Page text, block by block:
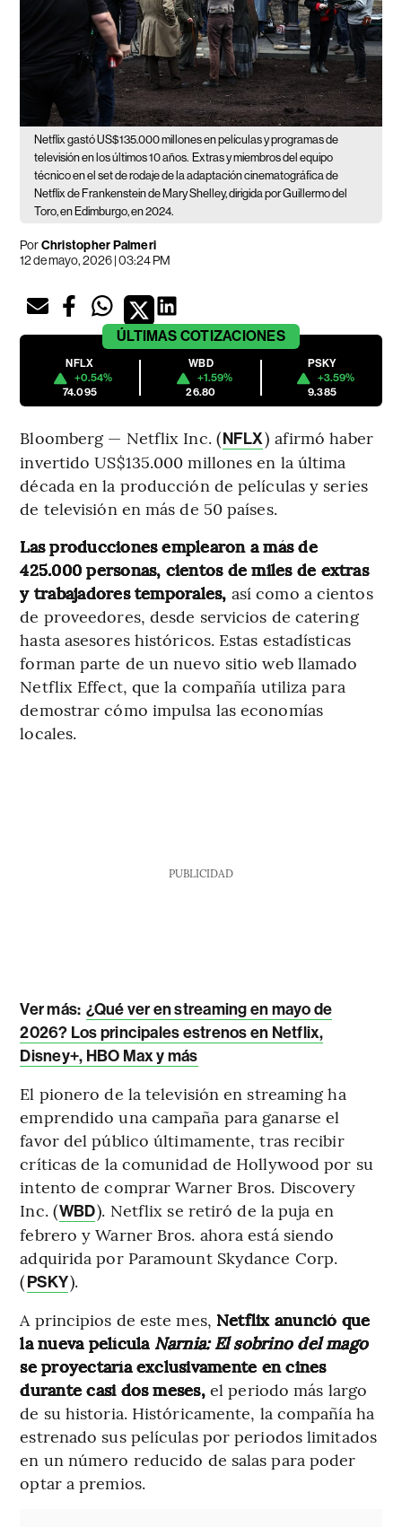
Netflix gastó US$135.000 millones en películas y programas de
televisión en los últimos 10 años. Extras y miembros del equipo
técnico en el set de rodaje de la adaptación cinematográfica de
Netflix de Frankenstein de Mary Shelley, dirigida por Guillermo del
Toro, en Edimburgo, en 2024.
PorChristopher Palmeri
12 de mayo, 2026 | 03:24 PM
ÚLTIMAS COTIZACIONES
NFLX
+0.54%
74.095
WBD
+1.59%
26.80
PSKY
+3.59%
9.385
Bloomberg — Netflix Inc. (NFLX) afirmó haber
invertido US$135.000 millones en la última
década en la producción de películas y series
de televisión en más de 50 países.
Las producciones emplearon a más de
425.000 personas, cientos de miles de extras
y trabajadores temporales, así como a cientos
de proveedores, desde servicios de catering
hasta asesores históricos. Estas estadísticas
forman parte de un nuevo sitio web llamado
Netflix Effect, que la compañía utiliza para
demostrar cómo impulsa las economías
locales.
PUBLICIDAD
Ver más: ¿Qué ver en streaming en mayo de
2026? Los principales estrenos en Netflix,
Disney+, HBO Max y más
El pionero de la televisión en streaming ha
emprendido una campaña para ganarse el
favor del público últimamente, tras recibir
críticas de la comunidad de Hollywood por su
intento de comprar Warner Bros. Discovery
Inc. (WBD). Netflix se retiró de la puja en
febrero y Warner Bros. ahora está siendo
adquirida por Paramount Skydance Corp.
(PSKY).
A principios de este mes, Netflix anunció que
la nueva película Narnia: El sobrino del mago
se proyectaría exclusivamente en cines
durante casi dos meses,el periodo más largo
de su historia. Históricamente, la compañía ha
estrenado sus películas por periodos limitados
en un número reducido de salas para poder
optar a premios.